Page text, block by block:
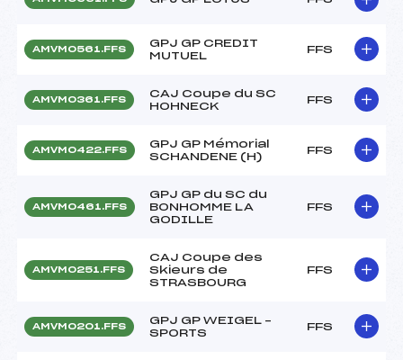
AMVM0561.FFS
GPJ GP CREDIT
MUTUEL
FFS
AMVM0361.FFS
CAJ Coupe du SC
HOHNECK
FFS
AMVM0422.FFS
GPJ GP Mémorial
SCHANDENE (H)
FFS
AMVM0461.FFS
GPJ GP du SC du
BONHOMME LA
GODILLE
FFS
AMVM0251.FFS
CAJ Coupe des
Skieurs de
STRASBOURG
FFS
AMVM0201.FFS
GPJ GP WEIGEL –
SPORTS
FFS